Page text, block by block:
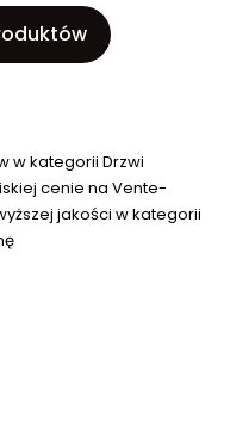
w kategorii Drzwi
cenie na Vente-
jakości w kategorii